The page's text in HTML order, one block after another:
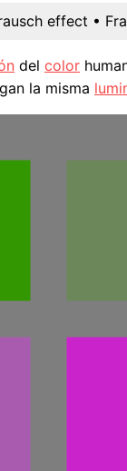
effect •
del color
la misma